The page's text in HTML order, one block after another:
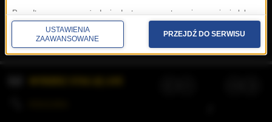
Prywatność.Aplikacje.© 2026 Radio Muzyka
Fakty Grupa RMF sp. z o.o. sp. k.
Ponadto masz prawo żądania dostępu, sprostowania, usunięcia lub
ograniczenia przetwarzania danych, a także złożenia skargi do
Prezesa Urzędu Ochrony Danych Osobowych. W polityce prywatności
znajdziesz informacje jak wykonać swoje prawa. Szczegółowe
informacje na temat przetwarzania Twoich danych znajdują się w
USTAWIENIA
ZAAWANSOWANE
PRZEJDŹ DO SERWISU